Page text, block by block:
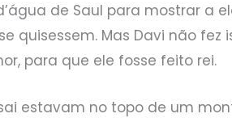
de Saul para mostrar a
quisessem. Mas Davi não fez
para que ele fosse feito rei.
estavam no topo de um